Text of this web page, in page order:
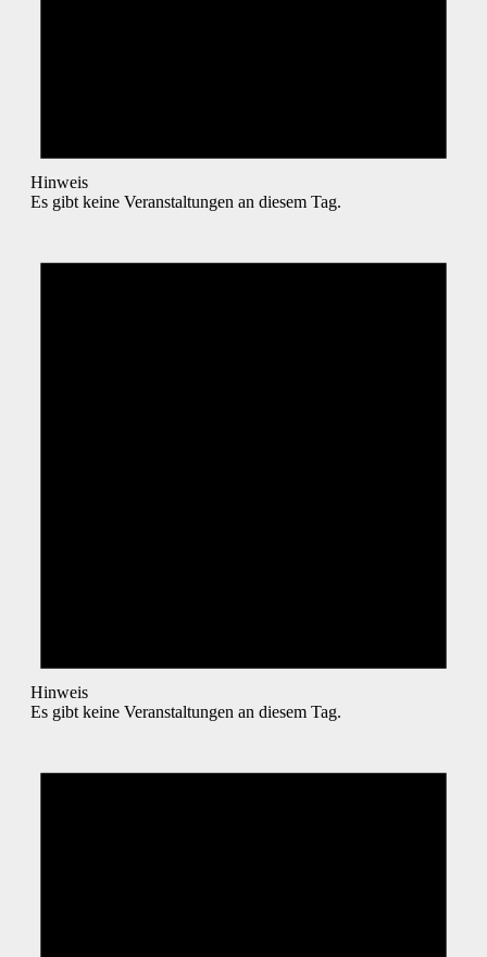
Hinweis
Es gibt keine Veranstaltungen an diesem Tag.
Hinweis
Es gibt keine Veranstaltungen an diesem Tag.